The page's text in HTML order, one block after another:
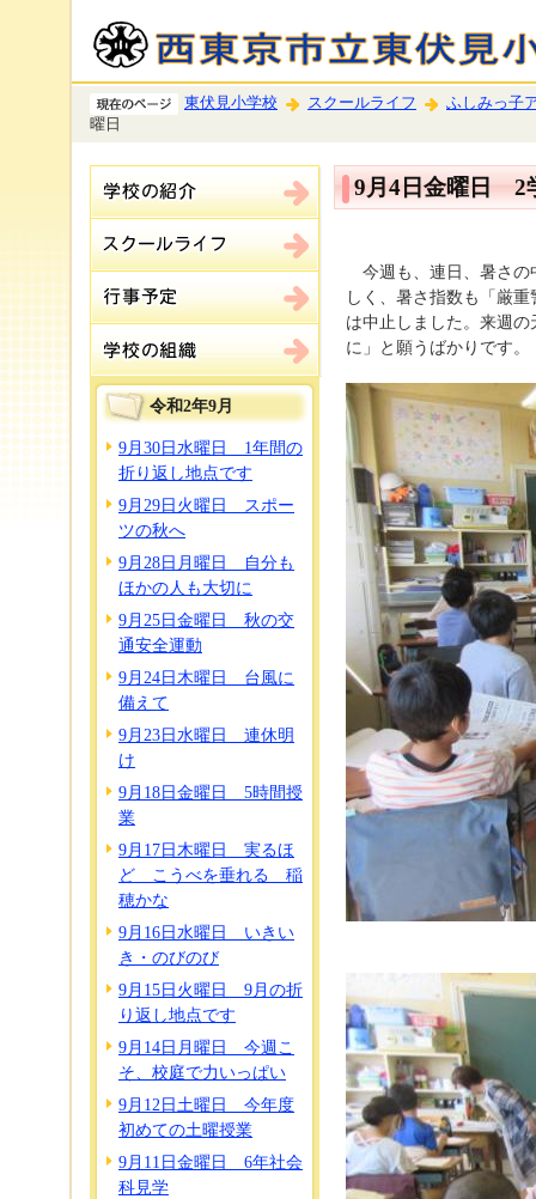
東伏見小学校 スクールライフ
ふしみっ子
曜日
令和2年9月
9月30日水曜日 1年間の
折り返し地点です
9月29日火曜日 スポー
ツの秋へ
9月28日月曜日 自分も
ほかの人も大切に
9月25日金曜日 秋の交
通安全運動
9月24日木曜日 台風に
備えて
9月23日水曜日 連休明
け
9月18日金曜日 5時間授
業
9月17日木曜日 実るほ
ど こうべを垂れる 稲
穂かな
9月16日水曜日 いきい
き・のびのび
9月15日火曜日 9月の折
り返し地点です
9月14日月曜日 今週こ
そ、校庭で力いっぱい
9月12日土曜日 今年度
初めての土曜授業
9月11日金曜日 6年社会
科見学
9月4日金曜日 2
今週も、連日、暑さの
しく、暑さ指数も「厳
は中止しました。来週
に」と願うばかりです。